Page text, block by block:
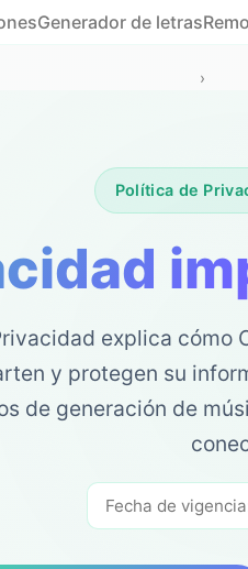
Generador de letras
›
Política de
explica cómo
y protegen su
de generación de
Fecha de